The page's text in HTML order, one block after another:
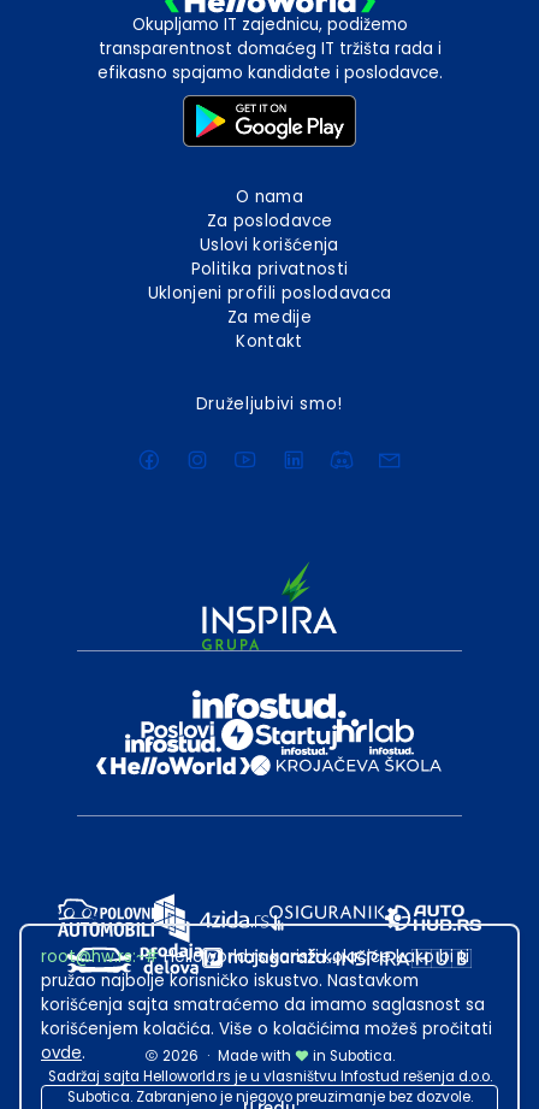
Okupljamo IT zajednicu, podižemo
transparentnost domaćeg IT tržišta rada i
efikasno spajamo kandidate i poslodavce.
O nama
Za poslodavce
Uslovi korišćenja
Politika privatnosti
Uklonjeni profili poslodavaca
Za medije
Kontakt
Druželjubivi smo!
2026 · Made with
in Subotica.
Sadržaj sajta Helloworld.rs je u vlasništvu Infostud rešenja d.o.o.
Subotica. Zabranjeno je njegovo preuzimanje bez dozvole.
root@hw.rs:~#Helloworld.rs koristi kolačiće kako bi ti
pružao najbolje korisničko iskustvo. Nastavkom
korišćenja sajta smatraćemo da imamo saglasnost sa
korišćenjem kolačića. Više o kolačićima možeš pročitati
ovde.